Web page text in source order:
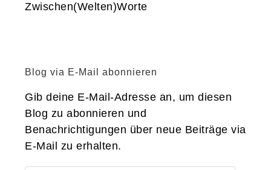
Zwischen(Welten)Worte
Blog via E-Mail abonnieren
Gib deine E-Mail-Adresse an, um diesen
Blog zu abonnieren und
Benachrichtigungen über neue Beiträge via
E-Mail zu erhalten.